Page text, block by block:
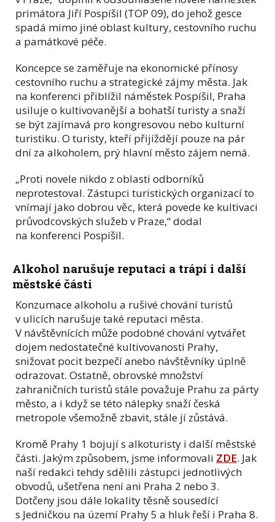
primátora Jiří Pospíšil (TOP 09), do jehož gesce
spadá mimo jiné oblast kultury, cestovního ruchu
a památkové péče.
Koncepce se zaměřuje na ekonomické přínosy
cestovního ruchu a strategické zájmy města. Jak
na konferenci přiblížil náměstek Pospíšil, Praha
usiluje o kultivovanější a bohatší turisty a snaží
se být zajímavá pro kongresovou nebo kulturní
turistiku. O turisty, kteří přijíždějí pouze na pár
dní za alkoholem, prý hlavní město zájem nemá.
„Proti novele nikdo z oblasti odborníků
neprotestoval. Zástupci turistických organizací to
vnímají jako dobrou věc, která povede ke kultivaci
průvodcovských služeb v Praze,“ dodal
na konferenci Pospíšil.
Alkohol narušuje reputaci a trápí i další
městské části
Konzumace alkoholu a rušivé chování turistů
v ulicích narušuje také reputaci města.
V návštěvnících může podobné chování vytvářet
dojem nedostatečné kultivovanosti Prahy,
snižovat pocit bezpečí anebo návštěvníky úplně
odrazovat. Ostatně, obrovské množství
zahraničních turistů stále považuje Prahu za párty
město, a i když se této nálepky snaží česká
metropole všemožně zbavit, stále jí zůstává.
Kromě Prahy 1 bojují s alkoturisty i další městské
části. Jakým způsobem, jsme informovali ZDE. Jak
naší redakci tehdy sdělili zástupci jednotlivých
obvodů, ušetřena není ani Praha 2 nebo 3.
Dotčeny jsou dále lokality těsně sousedící
s Jedničkou na území Prahy 5 a hluk řeší i Praha 8.